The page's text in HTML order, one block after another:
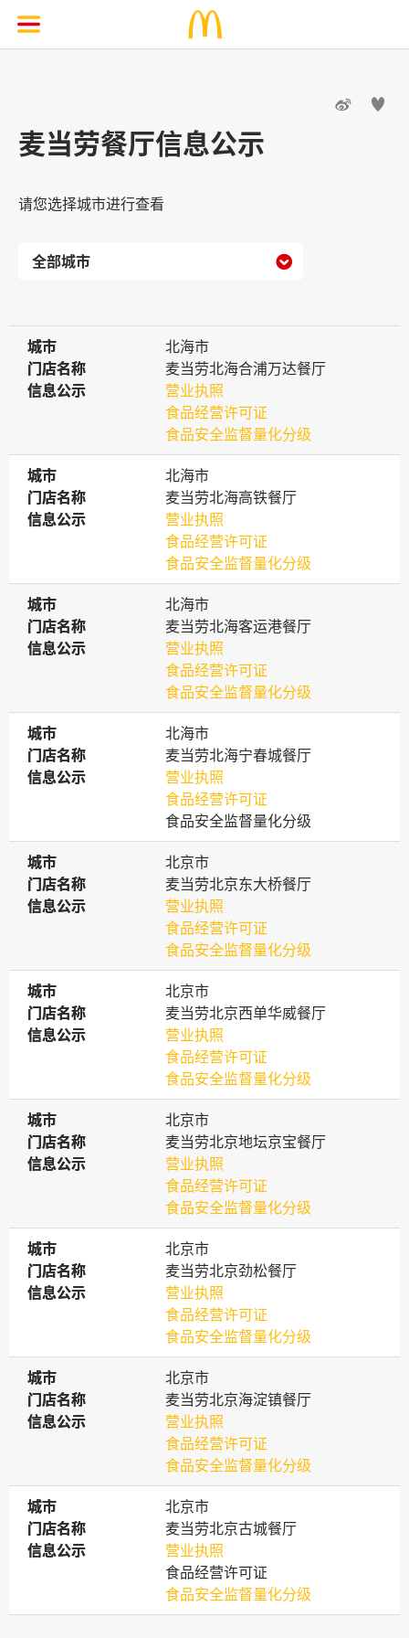
 
麦当劳餐厅信息公示
请您选择城市进行查看

城市
城市
北海市
门店名称
门店名称
麦当劳北海合浦万达餐厅
信息公示
信息公示
营业执照
食品经营许可证
食品安全监督量化分级
城市
城市
北海市
门店名称
门店名称
麦当劳北海高铁餐厅
信息公示
信息公示
营业执照
食品经营许可证
食品安全监督量化分级
城市
城市
北海市
门店名称
门店名称
麦当劳北海客运港餐厅
信息公示
信息公示
营业执照
食品经营许可证
食品安全监督量化分级
城市
城市
北海市
门店名称
门店名称
麦当劳北海宁春城餐厅
信息公示
信息公示
营业执照
食品经营许可证
食品安全监督量化分级
城市
城市
北京市
门店名称
门店名称
麦当劳北京东大桥餐厅
信息公示
信息公示
营业执照
食品经营许可证
食品安全监督量化分级
城市
城市
北京市
门店名称
门店名称
麦当劳北京西单华威餐厅
信息公示
信息公示
营业执照
食品经营许可证
食品安全监督量化分级
城市
城市
北京市
门店名称
门店名称
麦当劳北京地坛京宝餐厅
信息公示
信息公示
营业执照
食品经营许可证
食品安全监督量化分级
城市
城市
北京市
门店名称
门店名称
麦当劳北京劲松餐厅
信息公示
信息公示
营业执照
食品经营许可证
食品安全监督量化分级
城市
城市
北京市
门店名称
门店名称
麦当劳北京海淀镇餐厅
信息公示
信息公示
营业执照
食品经营许可证
食品安全监督量化分级
城市
城市
北京市
门店名称
门店名称
麦当劳北京古城餐厅
信息公示
信息公示
营业执照
食品经营许可证
食品安全监督量化分级